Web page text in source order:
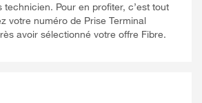
technicien. Pour en profiter, c’est tout
votre numéro de Prise Terminal
avoir sélectionné votre offre Fibre.